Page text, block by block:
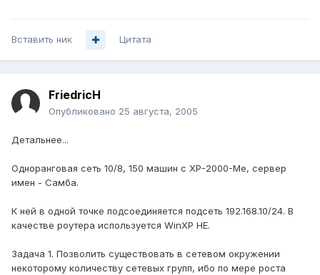
Вставить ник Цитата
FriedricH
Опубликовано 25 августа, 2005
Детальнее...
Одноранговая сеть 10/8, 150 машин с ХР-2000-Ме, сервер
имен - Самба.
К ней в одной точке подсоединяется подсеть 192.168.10/24. В
качестве роутера используется WinXP HE.
Задача 1. Позволить существовать в сетевом окружении
некоторому количеству сетевых групп, ибо по мере роста